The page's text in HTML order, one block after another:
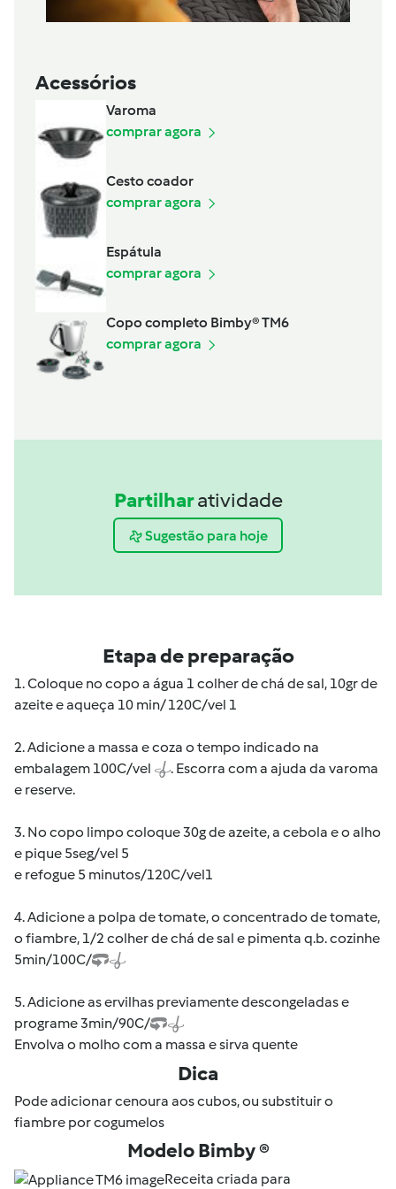
Acessórios
Varoma
comprar agora
Cesto coador
comprar agora
Espátula
comprar agora
Copo completo Bimby® TM6
comprar agora
Partilharatividade
Sugestão para hoje
Etapa de preparação
1. Coloque no copo a água 1 colher de chá de sal, 10gr de
azeite e aqueça 10 min/ 120C/vel 1
2. Adicione a massa e coza o tempo indicado na
embalagem 100C/vel
. Escorra com a ajuda da varoma
e reserve.
3. No copo limpo coloque 30g de azeite, a cebola e o alho
e pique 5seg/vel 5
e refogue 5 minutos/120C/vel1
4. Adicione a polpa de tomate, o concentrado de tomate,
o fiambre, 1/2 colher de chá de sal e pimenta q.b. cozinhe
5min/100C/
5. Adicione as ervilhas previamente descongeladas e
programe 3min/90C/
Envolva o molho com a massa e sirva quente
Dica
Pode adicionar cenoura aos cubos, ou substituir o
fiambre por cogumelos
Modelo Bimby ®
Receita criada para